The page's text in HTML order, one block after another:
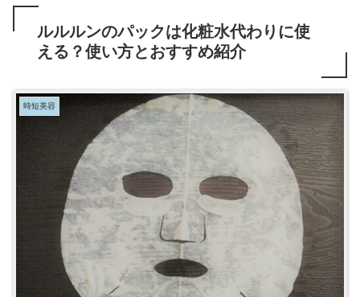
ルルルンのパックは化粧水代わりに使
える？使い方とおすすめ紹介
時短美容